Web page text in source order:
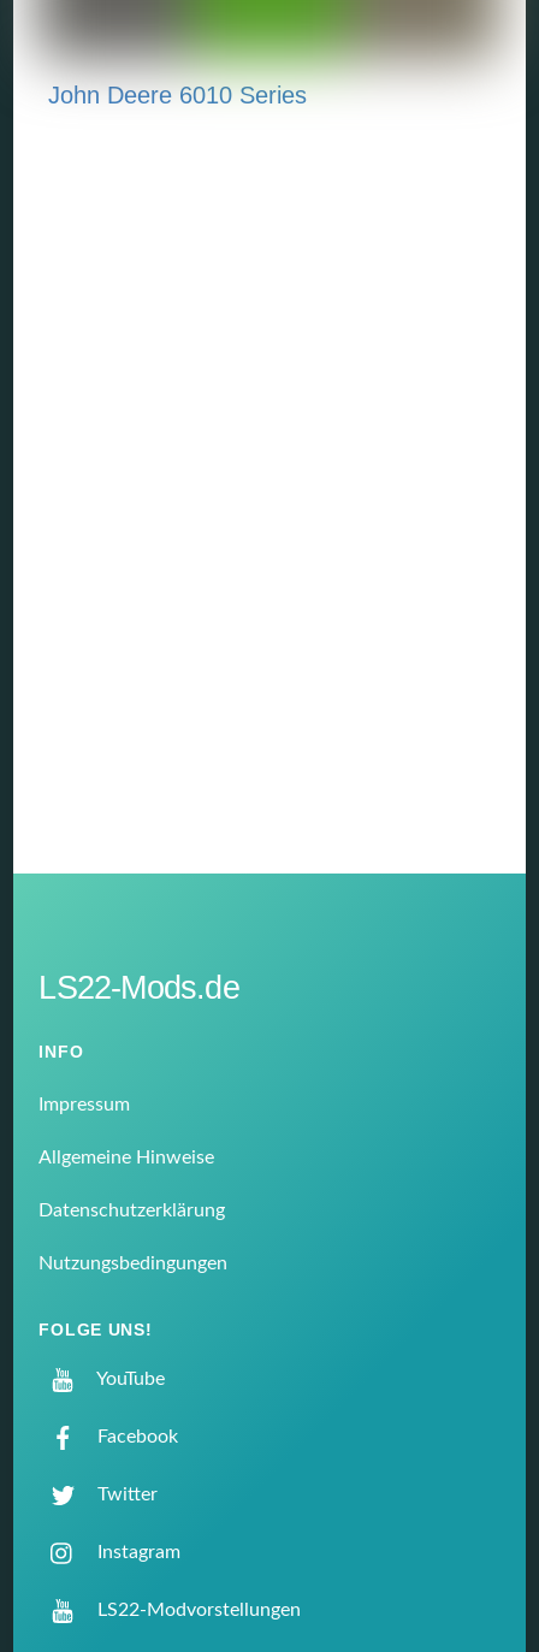
John Deere 6010 Series
LS22-Mods.de
INFO
Impressum
Allgemeine Hinweise
Datenschutzerklärung
Nutzungsbedingungen
FOLGE UNS!
YouTube
Facebook
Twitter
Instagram
LS22-Modvorstellungen